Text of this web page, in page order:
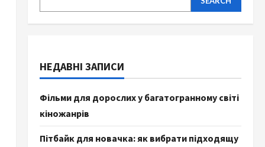
НЕДАВНІ ЗАПИСИ
Фільми для дорослих у багатогранному світі
кіножанрів
Пітбайк для новачка: як вибрати підходящу